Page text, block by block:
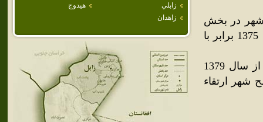
زابلي
هيدوج
زاهدان
شهر در بخش
فنوج شهرستان نيک‌شهر قرار دارد و جمعيت آن در سرشماري سال 1375 برابر با
شهر فنوج از شهرهاي قديمي جنوب بلوچستان است. منطقه فنوج از سال 1379
جدا شده و در سال 1370 به سطح شهر ارتقاء